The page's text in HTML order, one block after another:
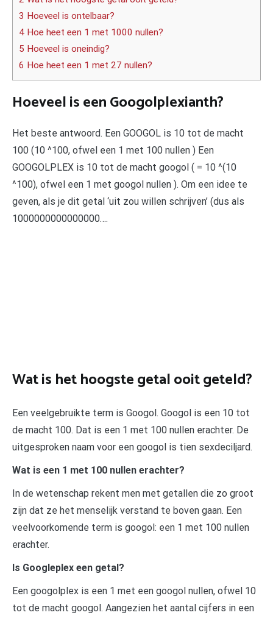
3 Hoeveel is ontelbaar?
4 Hoe heet een 1 met 1000 nullen?
5 Hoeveel is oneindig?
6 Hoe heet een 1 met 27 nullen?
Hoeveel is een Googolplexianth?
Het beste antwoord. Een GOOGOL is 10 tot de macht
100 (10 ^100, ofwel een 1 met 100 nullen ) Een
GOOGOLPLEX is 10 tot de macht googol ( = 10 ^(10
^100), ofwel een 1 met googol nullen ). Om een idee te
geven, als je dit getal ‘uit zou willen schrijven’ (dus als
1000000000000000….
Wat is het hoogste getal ooit geteld?
Een veelgebruikte term is Googol. Googol is een 10 tot
de macht 100. Dat is een 1 met 100 nullen erachter. De
uitgesproken naam voor een googol is tien sexdeciljard.
Wat is een 1 met 100 nullen erachter?
In de wetenschap rekent men met getallen die zo groot
zijn dat ze het menselijk verstand te boven gaan. Een
veelvoorkomende term is googol: een 1 met 100 nullen
erachter.
Is Googleplex een getal?
Een googolplex is een 1 met een googol nullen, ofwel 10
tot de macht googol. Aangezien het aantal cijfers in een